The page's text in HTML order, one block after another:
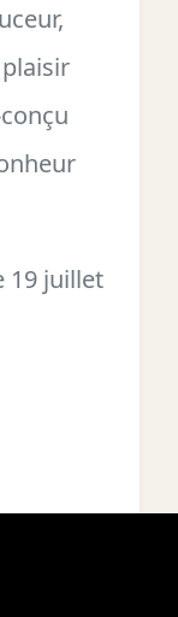
19 juillet